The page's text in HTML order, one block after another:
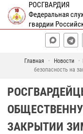
РОСГВАРДИЯ
Федеральная
гвардии
Главная Новости
безопасность на
ЗАКРЫТИИ